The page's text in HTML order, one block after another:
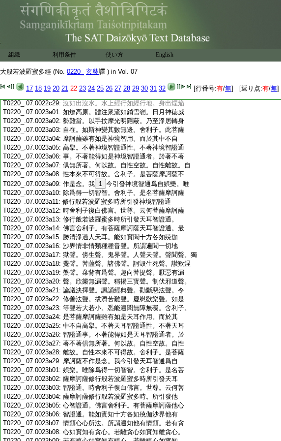
組織 利用条件 使い方 English
大般若波羅蜜多經 (No. 0220_ 玄奘譯 ) in Vol. 07
17 18 19 20 21 22 23 24 25 26 27 28 29 30 31 32 [行番号:有/無] [返り点:有/無]
T0220_.07.0022c18:定得阿耨多羅三藐三菩提。舍利子。復有菩
T0220_.07.0022c19: 薩摩訶薩修行般若波羅蜜多時。能引發六
T0220_.07.0022c20:神通波羅蜜多。所謂神境智證通。天耳智證
T0220_.07.0022c21:
通。他心智證通。宿住隨念智證通。天眼智
證通。漏盡智證通波羅蜜多。時舍利子白佛
T0220_.07.0022c23:言。世尊。云何菩薩摩訶薩修行般若波羅蜜
T0220_.07.0022c24:多時所引發神境智證通。佛言舍利子。有菩
T0220_.07.0022c25:
薩摩訶薩神境智證通。能起種種大神變事。
T0220_.07.0022c26:
所謂震動十方各如殑伽沙界大地等物。變
T0220_.07.0022c27:一爲多變多爲一。或隱或顯迅速無礙。山崖
T0220_.07.0022c29: 沒如出沒水。水上經行如經行地。身出煙焔
T0220_.07.0023a01: 如燎高原。體注衆流如銷雪嶺。日月神徳威
T0220_.07.0023a02: 勢難當。以手抆摩光明隱蔽。乃至淨居轉身
T0220_.07.0023a03: 自在。如斯神變其數無邊。舍利子。此菩薩
T0220_.07.0023a04: 摩訶薩雖有如是神境智用。而於其中不自
T0220_.07.0023a05: 高擧。不著神境智證通性。不著神境智證通
T0220_.07.0023a06: 事。不著能得如是神境智證通者。於著不著
T0220_.07.0023a07: 倶無所著。何以故。自性空故。自性離故。自
T0220_.07.0023a08:性本來不可得故。舍利子。是菩薩摩訶薩不
T0220_.07.0023a09: 作是念。我 1 今引發神境智通爲自娯樂。唯
T0220_.07.0023a10: 除爲得一切智智。舍利子。是名菩薩摩訶薩
T0220_.07.0023a11: 修行般若波羅蜜多時所引發神境智證通
T0220_.07.0023a12: 時舍利子復白佛言。世尊。云何菩薩摩訶薩
T0220_.07.0023a13: 修行般若波羅蜜多時所引發天耳智證通。
T0220_.07.0023a14: 佛言舍利子。有菩薩摩訶薩天耳智證通。最
T0220_.07.0023a15: 勝清淨過人天耳。能如實聞十方各如殑伽
T0220_.07.0023a16: 沙界情非情類種種音聲。所謂遍聞一切地
T0220_.07.0023a17: 獄聲。傍生聲。鬼界聲。人聲天聲。聲聞聲。獨
T0220_.07.0023a18: 覺聲。菩薩聲。諸佛聲。訶毀生死聲。讃歎涅
T0220_.07.0023a19: 槃聲。棄背有爲聲。趣向菩提聲。厭惡有漏
T0220_.07.0023a20: 聲。欣樂無漏聲。稱揚三寳聲。制伏邪道聲。
T0220_.07.0023a21: 論議決擇聲。諷誦經典聲。勸斷惡法聲。令
T0220_.07.0023a22: 修善法聲。拔濟苦難聲。慶慰歡樂聲。如是
T0220_.07.0023a23: 等聲若大若小。悉能遍聞無障無礙。舍利子。
T0220_.07.0023a24: 是菩薩摩訶薩雖有如是天耳作用。而於其
T0220_.07.0023a25: 中不自高擧。不著天耳智證通性。不著天耳
T0220_.07.0023a26: 智證通事。不著能得如是天耳智證通者。於
T0220_.07.0023a27: 著不著倶無所著。何以故。自性空故。自性
T0220_.07.0023a28: 離故。自性本來不可得故。舍利子。是菩薩
T0220_.07.0023a29: 摩訶薩不作是念。我今引發天耳智通爲自
T0220_.07.0023b01: 娯樂。唯除爲得一切智智。舍利子。是名菩
T0220_.07.0023b02: 薩摩訶薩修行般若波羅蜜多時所引發天耳
T0220_.07.0023b03: 智證通。時舍利子復白佛言。世尊。云何菩
T0220_.07.0023b04: 薩摩訶薩修行般若波羅蜜多時。所引發他
T0220_.07.0023b05: 心智證通。佛言舍利子。有菩薩摩訶薩他心
T0220_.07.0023b06: 智證通。能如實知十方各如殑伽沙界他有
T0220_.07.0023b07:情類心心所法。所謂遍知他有情類。若有貪
T0220_.07.0023b08: 心如實知有貪心。若離貪心如實知離貪心。